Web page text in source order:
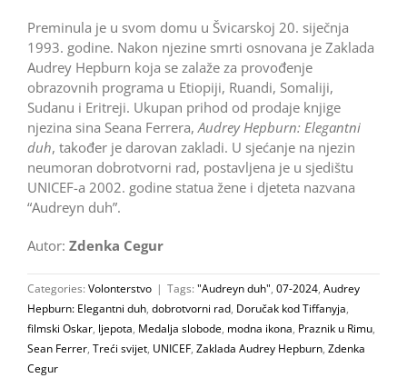
Preminula je u svom domu u Švicarskoj 20. siječnja
1993. godine. Nakon njezine smrti osnovana je Zaklada
Audrey Hepburn koja se zalaže za provođenje
obrazovnih programa u Etiopiji, Ruandi, Somaliji,
Sudanu i Eritreji. Ukupan prihod od prodaje knjige
njezina sina Seana Ferrera,Audrey Hepburn: Elegantni
duh, također je darovan zakladi. U sjećanje na njezin
neumoran dobrotvorni rad, postavljena je u sjedištu
UNICEF-a 2002. godine statua žene i djeteta nazvana
“Audreyn duh”.
Autor: Zdenka Cegur
Categories: Volonterstvo | Tags: "Audreyn duh", 07-2024, Audrey
Hepburn: Elegantni duh, dobrotvorni rad, Doručak kod Tiffanyja,
filmski Oskar, ljepota, Medalja slobode, modna ikona, Praznik u Rimu,
Sean Ferrer, Treći svijet, UNICEF, Zaklada Audrey Hepburn, Zdenka
Cegur